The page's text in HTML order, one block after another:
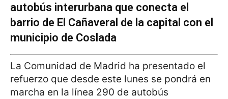
autobús interurbana que conecta el
barrio de El Cañaveral de la capital con el
municipio de Coslada
La Comunidad de Madrid ha presentado el
refuerzo que desde este lunes se pondrá en
marcha en la línea 290 de autobús